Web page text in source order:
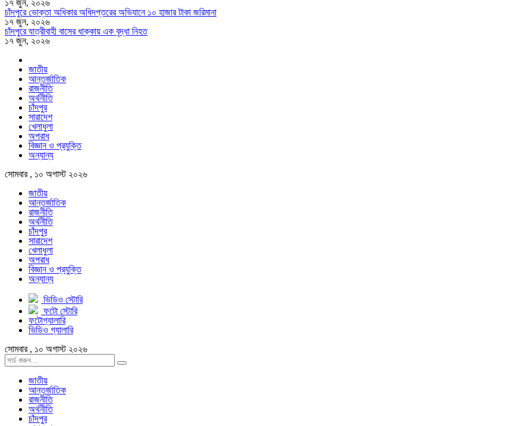
১৭ জুন, ২০২৬
চাঁদপুরে ভোক্তা অধিকার অধিদপ্তরের অভিযানে ১০ হাজার টাকা জরিমানা
১৭ জুন, ২০২৬
চাঁদপুরে যাত্রীবাহী বাসের ধাক্কায় এক বৃদ্ধা নিহত
১৭ জুন, ২০২৬
জাতীয়
আন্তর্জাতিক
রাজনীতি
অর্থনীতি
চাঁদপুর
সারাদেশ
খেলাধুলা
অপরাধ
বিজ্ঞান ও প্রযুক্তি
অন্যান্য
সোমবার , ১০ অগাস্ট ২০২৬
জাতীয়
আন্তর্জাতিক
রাজনীতি
অর্থনীতি
চাঁদপুর
সারাদেশ
খেলাধুলা
অপরাধ
বিজ্ঞান ও প্রযুক্তি
অন্যান্য
ভিডিও স্টোরি
ফটো স্টোরি
ফটোগ্যালারি
ভিডিও গ্যালারি
সোমবার , ১০ অগাস্ট ২০২৬
জাতীয়
আন্তর্জাতিক
রাজনীতি
অর্থনীতি
চাঁদপুর